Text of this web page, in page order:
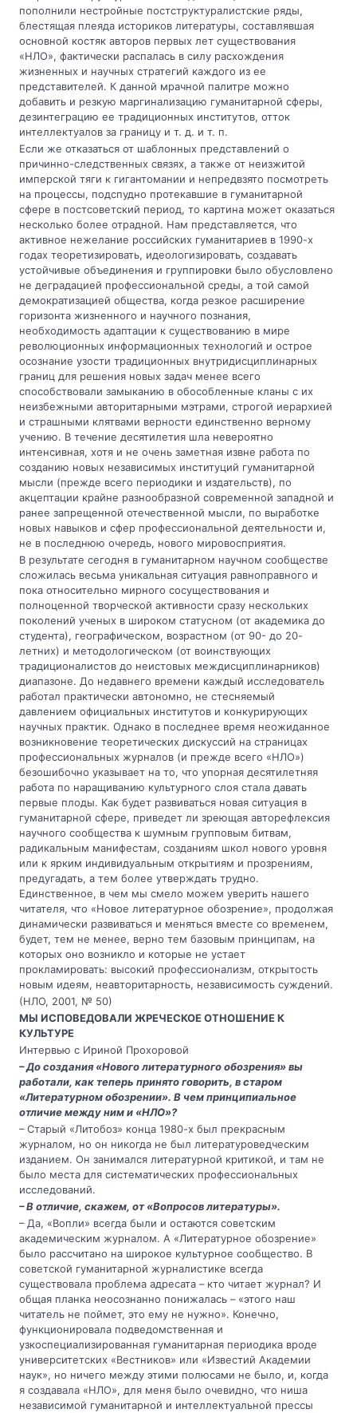
пополнили нестройные постструктуралистские ряды,
блестящая плеяда историков литературы, составлявшая
основной костяк авторов первых лет существования
«НЛО», фактически распалась в силу расхождения
жизненных и научных стратегий каждого из ее
представителей. К данной мрачной палитре можно
добавить и резкую маргинализацию гуманитарной сферы,
дезинтеграцию ее традиционных институтов, отток
интеллектуалов за границу и т. д. и т. п.
Если же отказаться от шаблонных представлений о
причинно-следственных связях, а также от неизжитой
имперской тяги к гигантомании и непредвзято посмотреть
на процессы, подспудно протекавшие в гуманитарной
сфере в постсоветский период, то картина может оказаться
несколько более отрадной. Нам представляется, что
активное нежелание российских гуманитариев в 1990-х
годах теоретизировать, идеологизировать, создавать
устойчивые объединения и группировки было обусловлено
не деградацией профессиональной среды, а той самой
демократизацией общества, когда резкое расширение
горизонта жизненного и научного познания,
необходимость адаптации к существованию в мире
революционных информационных технологий и острое
осознание узости традиционных внутридисциплинарных
границ для решения новых задач менее всего
способствовали замыканию в обособленные кланы с их
неизбежными авторитарными мэтрами, строгой иерархией
и страшными клятвами верности единственно верному
учению. В течение десятилетия шла невероятно
интенсивная, хотя и не очень заметная извне работа по
созданию новых независимых институций гуманитарной
мысли (прежде всего периодики и издательств), по
акцептации крайне разнообразной современной западной и
ранее запрещенной отечественной мысли, по выработке
новых навыков и сфер профессиональной деятельности и,
не в последнюю очередь, нового мировосприятия.
В результате сегодня в гуманитарном научном сообществе
сложилась весьма уникальная ситуация равноправного и
пока относительно мирного сосуществования и
полноценной творческой активности сразу нескольких
поколений ученых в широком статусном (от академика до
студента), географическом, возрастном (от 90- до 20-
летних) и методологическом (от воинствующих
традиционалистов до неистовых междисциплинарников)
диапазоне. До недавнего времени каждый исследователь
работал практически автономно, не стесняемый
давлением официальных институтов и конкурирующих
научных практик. Однако в последнее время неожиданное
возникновение теоретических дискуссий на страницах
профессиональных журналов (и прежде всего «НЛО»)
безошибочно указывает на то, что упорная десятилетняя
работа по наращиванию культурного слоя стала давать
первые плоды. Как будет развиваться новая ситуация в
гуманитарной сфере, приведет ли зреющая авторефлексия
научного сообщества к шумным групповым битвам,
радикальным манифестам, созданиям школ нового уровня
или к ярким индивидуальным открытиям и прозрениям,
предугадать, а тем более утверждать трудно.
Единственное, в чем мы смело можем уверить нашего
читателя, что «Новое литературное обозрение», продолжая
динамически развиваться и меняться вместе со временем,
будет, тем не менее, верно тем базовым принципам, на
которых оно возникло и которые не устает
прокламировать: высокий профессионализм, открытость
новым идеям, неавторитарность, независимость суждений.
(НЛО, 2001, № 50)
МЫ ИСПОВЕДОВАЛИ ЖРЕЧЕСКОЕ ОТНОШЕНИЕ К
КУЛЬТУРЕ
Интервью с Ириной Прохоровой
– До создания «Нового литературного обозрения» вы
работали, как теперь принято говорить, в старом
«Литературном обозрении». В чем принципиальное
отличие между ним и «НЛО»?
– Старый «Литобоз» конца 1980-х был прекрасным
журналом, но он никогда не был литературоведческим
изданием. Он занимался литературной критикой, и там не
было места для систематических профессиональных
исследований.
– В отличие, скажем, от «Вопросов литературы».
– Да, «Вопли» всегда были и остаются советским
академическим журналом. А «Литературное обозрение»
было рассчитано на широкое культурное сообщество. В
советской гуманитарной журналистике всегда
существовала проблема адресата – кто читает журнал? И
общая планка неосознанно понижалась – «этого наш
читатель не поймет, это ему не нужно». Конечно,
функционировала подведомственная и
узкоспециализированная гуманитарная периодика вроде
университетских «Вестников» или «Известий Академии
наук», но ничего между этими полюсами не было, и, когда
я создавала «НЛО», для меня было очевидно, что ниша
независимой гуманитарной и интеллектуальной прессы